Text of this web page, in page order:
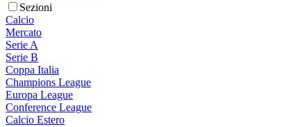
Sezioni
Calcio
Mercato
Serie A
Serie B
Coppa Italia
Champions League
Europa League
Conference League
Calcio Estero